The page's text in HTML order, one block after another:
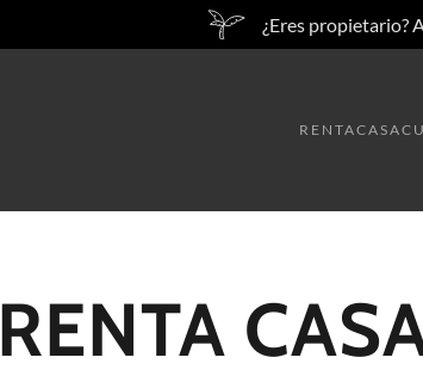
¿Eres propietario?
RENTA